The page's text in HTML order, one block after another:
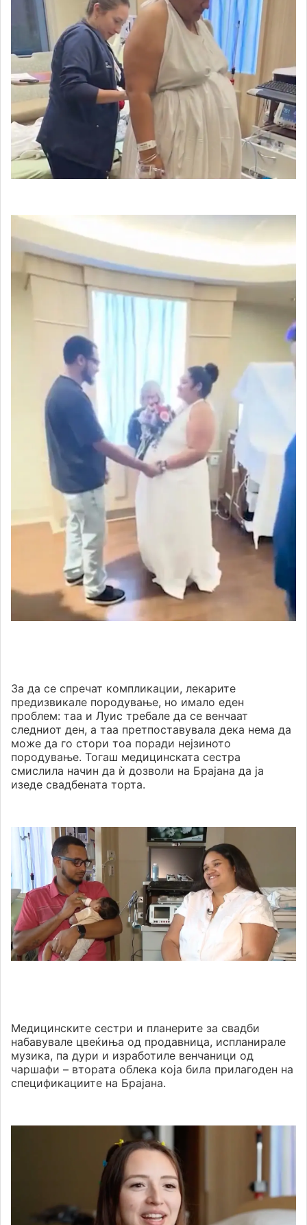
За да се спречат компликации, лекарите
предизвикале породување, но имало еден
проблем: таа и Луис требале да се венчаат
следниот ден, а таа претпоставувала дека нема да
може да го стори тоа поради нејзиното
породување. Тогаш медицинската сестра
смислила начин да ѝ дозволи на Брајана да ја
изеде свадбената торта.
Медицинските сестри и планерите за свадби
набавувале цвеќиња од продавница, испланирале
музика, па дури и изработиле венчаници од
чаршафи – втората облека која била прилагоден на
спецификациите на Брајана.